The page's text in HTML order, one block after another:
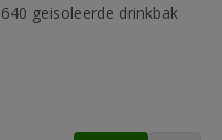
geisoleerde drinkbak